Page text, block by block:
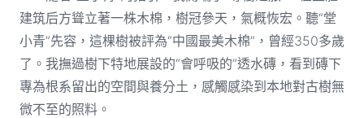
建筑后方聳立著一株木棉，樹冠參天，氣概恢宏。聽“堂
小青”先容，這棵樹被評為“中國最美木棉”，曾經350多歲
了。我撫過樹下特地展設的“會呼吸的”透水磚，看到磚下
專為根系留出的空間與養分土，感觸感染到本地對古樹無
微不至的照料。